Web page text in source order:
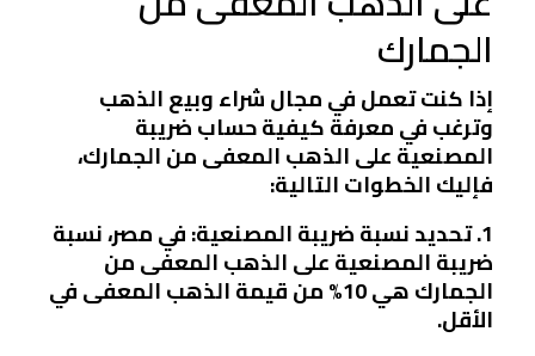
الجمارك
إذا كنت تعمل في مجال شراء وبيع الذهب
وترغب في معرفة كيفية حساب ضريبة
المصنعية على الذهب المعفى من الجمارك،
فإليك الخطوات التالية:
1. تحديد نسبة ضريبة المصنعية: في مصر، نسبة
ضريبة المصنعية على الذهب المعفى من
الجمارك هي 10% من قيمة الذهب المعفى في
الأقل.